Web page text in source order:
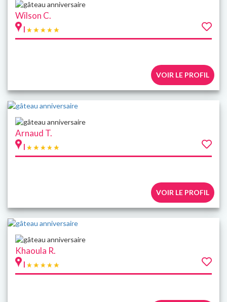
Wilson C.
|
VOIR LE PROFIL
Arnaud T.
|
VOIR LE PROFIL
Khaoula R.
|